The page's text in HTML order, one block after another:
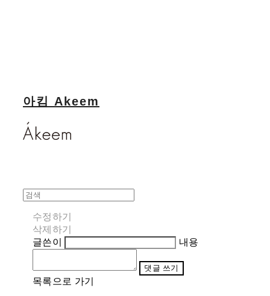
아킴 Akeem
수정하기
삭제하기
글쓴이
내용
댓글 쓰기
목록으로 가기